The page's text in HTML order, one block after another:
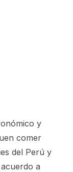
y
comer
del Perú y
a